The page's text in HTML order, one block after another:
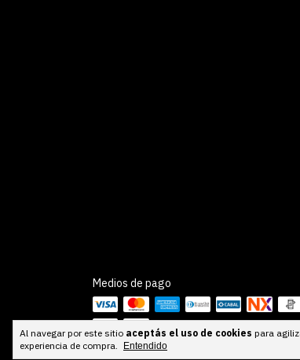
Al navegar por este sitio aceptás el uso de cookies para
experiencia de compra.
Entendido
Medios de pago